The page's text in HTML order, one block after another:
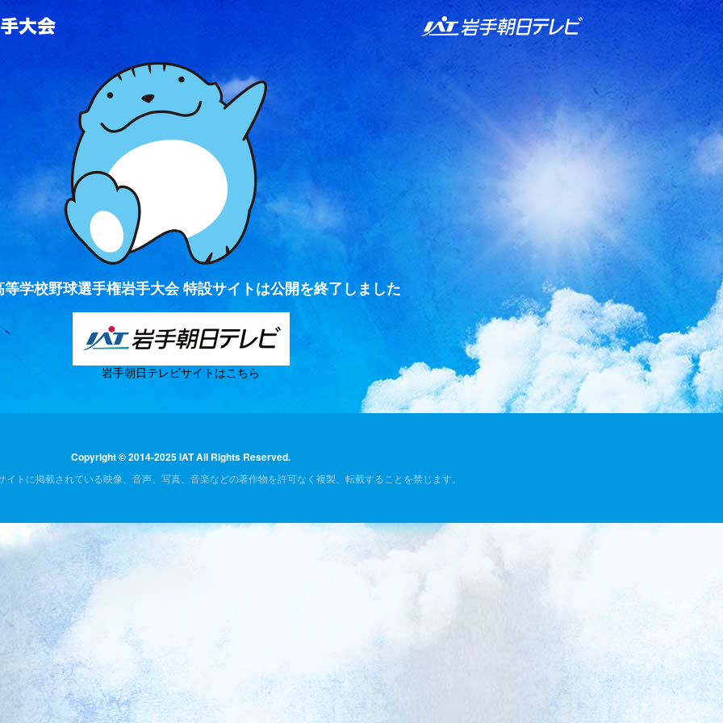
IAT 岩手朝日テレビ
等学校野球選手権岩手大会 特設サイトは公開を終了しました
岩手朝日テレビサイトはこちら
Copyright © 2014-2025 IAT All Rights Reserved.
イトに掲載されている映像、音声、写真、音楽などの著作物を許可なく複製、転載することを禁じます。